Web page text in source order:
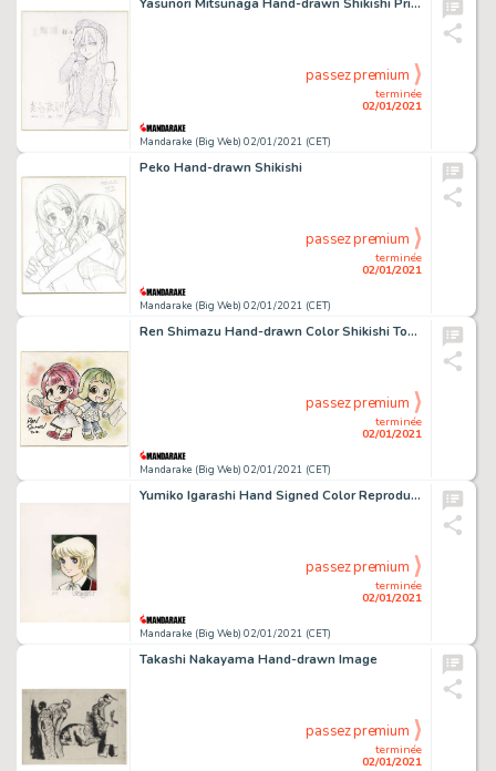
Mandarake (Big Web) 02/01/2021 (CET)
terminée
02/01/2021
passez premium
Peko Hand-drawn Shikishi
Mandarake (Big Web) 02/01/2021 (CET)
terminée
02/01/2021
passez premium
Ren Shimazu Hand-drawn Color Shikishi Tongari Boushi To Mahou No Omise
Mandarake (Big Web) 02/01/2021 (CET)
terminée
02/01/2021
passez premium
Yumiko Igarashi Hand Signed Color Reproduction Illustration Candy Candy
Mandarake (Big Web) 02/01/2021 (CET)
terminée
02/01/2021
passez premium
Takashi Nakayama Hand-drawn Image
terminée
02/01/2021
passez premium